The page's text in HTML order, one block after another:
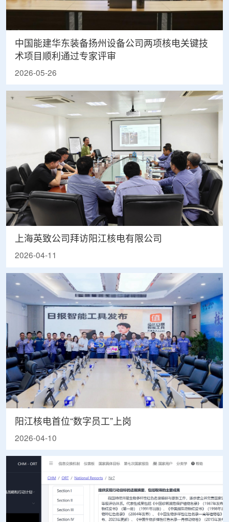
中国能建华东装备扬州设备公司两项核电关键技
术项目顺利通过专家评审
2026-05-26
上海英致公司拜访阳江核电有限公司
2026-04-11
阳江核电首位“数字员工”上岗
2026-04-10